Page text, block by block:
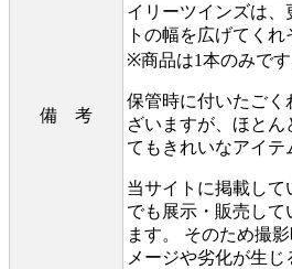
備 考
イリーツインズは、
トの幅を広げてくれ
※商品は1本のみです
保管時に付いたごく
ざいますが、ほとん
てもきれいなアイテ
当サイトに掲載し
でも展示・販売して
ます。 そのため撮
メージや劣化が生じ